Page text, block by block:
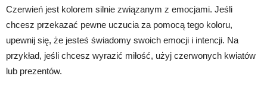
Czerwień jest kolorem silnie związanym z emocjami. Jeśli
chcesz przekazać pewne uczucia za pomocą tego koloru,
upewnij się, że jesteś świadomy swoich emocji i intencji. Na
przykład, jeśli chcesz wyrazić miłość, użyj czerwonych kwiatów
lub prezentów.